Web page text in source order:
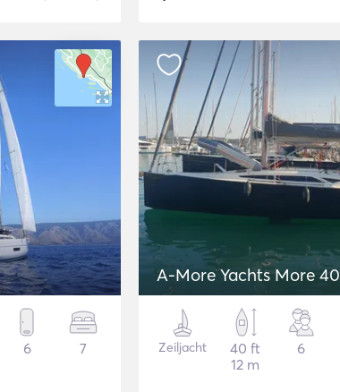
6 7
A-More Yachts More 40
Zeiljacht
40 ft
12 m
6